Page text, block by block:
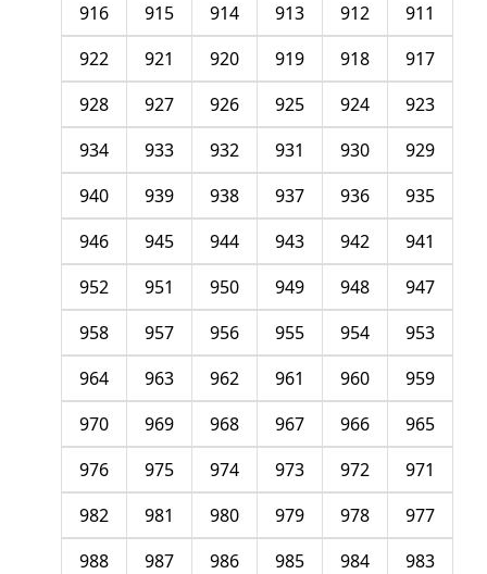
911
912
913
914
915
916
917
918
919
920
921
922
923
924
925
926
927
928
929
930
931
932
933
934
935
936
937
938
939
940
941
942
943
944
945
946
947
948
949
950
951
952
953
954
955
956
957
958
959
960
961
962
963
964
965
966
967
968
969
970
971
972
973
974
975
976
977
978
979
980
981
982
983
984
985
986
987
988